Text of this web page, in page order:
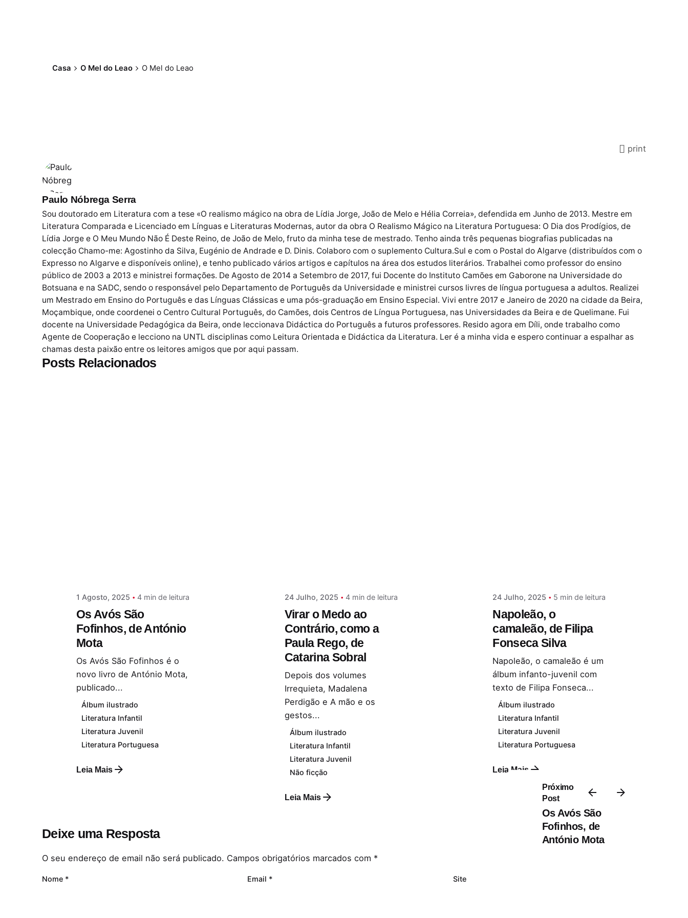
Casa O Mel do Leao O Mel do Leao
print
Paulo Nóbrega Serra
Sou doutorado em Literatura com a tese «O realismo mágico na obra de Lídia Jorge, João de Melo e Hélia Correia», defendida em Junho de 2013. Mestre em
Literatura Comparada e Licenciado em Línguas e Literaturas Modernas, autor da obra O Realismo Mágico na Literatura Portuguesa: O Dia dos Prodígios, de
Lídia Jorge e O Meu Mundo Não É Deste Reino, de João de Melo, fruto da minha tese de mestrado. Tenho ainda três pequenas biografias publicadas na
colecção Chamo-me: Agostinho da Silva, Eugénio de Andrade e D. Dinis. Colaboro com o suplemento Cultura.Sul e com o Postal do Algarve (distribuídos com o
Expresso no Algarve e disponíveis online), e tenho publicado vários artigos e capítulos na área dos estudos literários. Trabalhei como professor do ensino
público de 2003 a 2013 e ministrei formações. De Agosto de 2014 a Setembro de 2017, fui Docente do Instituto Camões em Gaborone na Universidade do
Botsuana e na SADC, sendo o responsável pelo Departamento de Português da Universidade e ministrei cursos livres de língua portuguesa a adultos. Realizei
um Mestrado em Ensino do Português e das Línguas Clássicas e uma pós-graduação em Ensino Especial. Vivi entre 2017 e Janeiro de 2020 na cidade da Beira,
Moçambique, onde coordenei o Centro Cultural Português, do Camões, dois Centros de Língua Portuguesa, nas Universidades da Beira e de Quelimane. Fui
docente na Universidade Pedagógica da Beira, onde leccionava Didáctica do Português a futuros professores. Resido agora em Díli, onde trabalho como
Agente de Cooperação e lecciono na UNTL disciplinas como Leitura Orientada e Didáctica da Literatura. Ler é a minha vida e espero continuar a espalhar as
chamas desta paixão entre os leitores amigos que por aqui passam.
Próximo
Post
Os Avós São
Fofinhos, de
António Mota
Posts Relacionados
1 Agosto, 2025 4 min de leitura
Os Avós São
Fofinhos, de António
Mota
Os Avós São Fofinhos é o
novo livro de António Mota,
publicado...
Álbum ilustrado
Literatura Infantil
Literatura Juvenil
Literatura Portuguesa
Leia Mais
24 Julho, 2025 4 min de leitura
Virar o Medo ao
Contrário, como a
Paula Rego, de
Catarina Sobral
Depois dos volumes
Irrequieta, Madalena
Perdigão e A mão e os
gestos...
Álbum ilustrado
Literatura Infantil
Literatura Juvenil
Não ficção
Leia Mais
24 Julho, 2025 5 min de leitura
Napoleão, o
camaleão, de Filipa
Fonseca Silva
Napoleão, o camaleão é um
álbum infanto-juvenil com
texto de Filipa Fonseca...
Álbum ilustrado
Literatura Infantil
Literatura Juvenil
Literatura Portuguesa
Leia Mais
Deixe uma Resposta
O seu endereço de email não será publicado. Campos obrigatórios marcados com *
Nome * Email * Site